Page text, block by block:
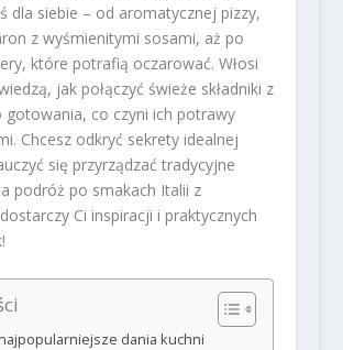
dla siebie – od aromatycznej pizzy,
z wyśmienitymi sosami, aż po
które potrafią oczarować. Włosi
jak połączyć świeże składniki z
gotowania, co czyni ich potrawy
Chcesz odkryć sekrety idealnej
się przyrządzać tradycyjne
podróż po smakach Italii z
Ci inspiracji i praktycznych
dania kuchni